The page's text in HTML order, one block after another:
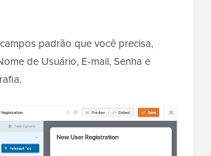
padrão que você precisa,
de Usuário, E-mail, Senha e